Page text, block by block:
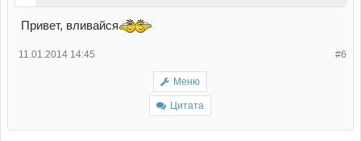
Привет, вливайся
#6
11.01.2014 14:45
Меню
Цитата